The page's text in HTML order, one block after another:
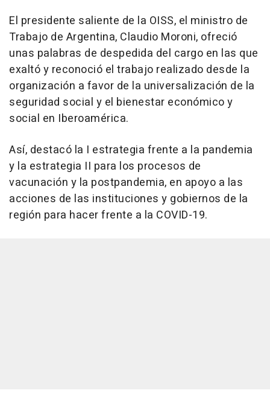
El presidente saliente de la OISS, el ministro de
Trabajo de Argentina, Claudio Moroni, ofreció
unas palabras de despedida del cargo en las que
exaltó y reconoció el trabajo realizado desde la
organización a favor de la universalización de la
seguridad social y el bienestar económico y
social en Iberoamérica.
Así, destacó la I estrategia frente a la pandemia
y la estrategia II para los procesos de
vacunación y la postpandemia, en apoyo a las
acciones de las instituciones y gobiernos de la
región para hacer frente a la COVID-19.